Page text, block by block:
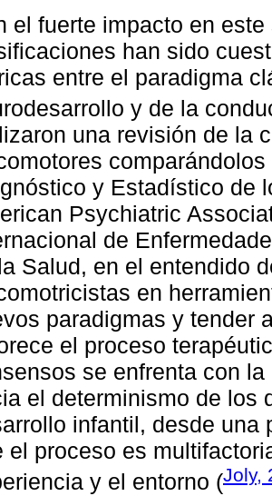
el fuerte impacto en
han sido
entre el paradigma
y de la
una revisión de la
y Estadístico de
Psychiatric
de
Salud, en el entendido
en
paradigmas y tender
el proceso
se enfrenta con
el determinismo de los
infantil, desde una
el proceso es
y el entorno (Joly,